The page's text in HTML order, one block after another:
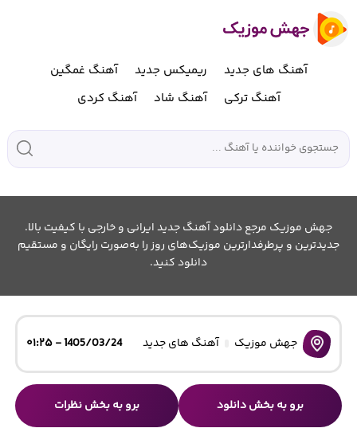
آهنگ های جدید ریمیکس جدید
آهنگ غمگین
آهنگ ترکی
آهنگ شاد آهنگ کردی
جهش موزیک مرجع دانلود آهنگ جدید ایرانی و خارجی با کیفیت بالا.
جدیدترین و پرطرفدارترین موزیک‌های روز را به‌صورت رایگان و مستقیم
دانلود کنید.
جهش موزیک آهنگ های جدید 1405/03/24 - ۰۱:۲۵
برو به بخش دانلود برو به بخش نظرات